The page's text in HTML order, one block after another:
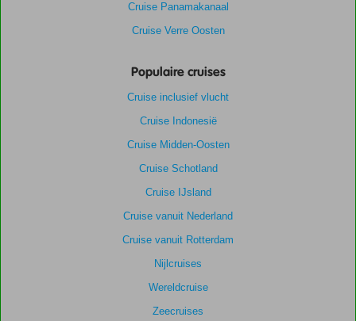
Cruise Panamakanaal
Cruise Verre Oosten
Populaire cruises
Cruise inclusief vlucht
Cruise Indonesië
Cruise Midden-Oosten
Cruise Schotland
Cruise IJsland
Cruise vanuit Nederland
Cruise vanuit Rotterdam
Nijlcruises
Wereldcruise
Zeecruises